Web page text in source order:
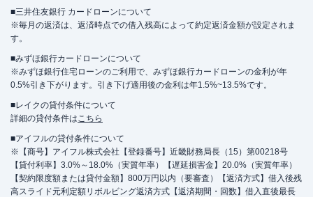
■三井住友銀行 カードローンについて
※毎月の返済は、返済時点での借入残高によって約定返済金額が設定されま
す。
■みずほ銀行カードローンについて
※みずほ銀行住宅ローンのご利用で、みずほ銀行カードローンの金利が年
0.5%引き下がります。引き下げ適用後の金利は年1.5%~13.5%です。
■レイクの貸付条件について
詳細の貸付条件はこちら
■アイフルの貸付条件について
※【商号】アイフル株式会社【登録番号】近畿財務局長（15）第00218号
【貸付利率】3.0%～18.0%（実質年率）【遅延損害金】20.0%（実質年率）
【契約限度額または貸付金額】800万円以内（要審査）【返済方式】借入後残
高スライド元利定額リボルビング返済方式【返済期間・回数】借入直後最長